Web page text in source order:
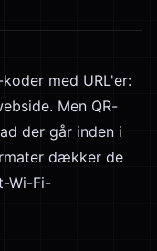
med URL'er:
Men QR-
der går inden i
dækker de
Wi-Fi-